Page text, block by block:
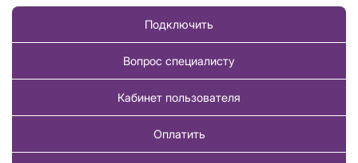
Подключить
Вопрос специалисту
Кабинет пользователя
Оплатить